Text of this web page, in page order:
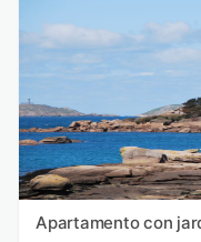
Apartamento con